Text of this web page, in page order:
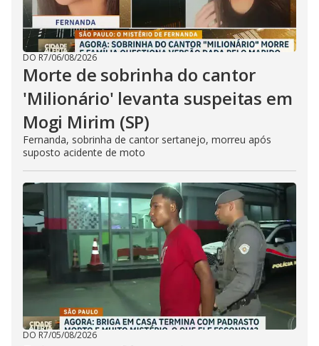
DO R7/06/08/2026
Morte de sobrinha do cantor
'Milionário' levanta suspeitas em
Mogi Mirim (SP)
Fernanda, sobrinha de cantor sertanejo, morreu após
suposto acidente de moto
DO R7/05/08/2026